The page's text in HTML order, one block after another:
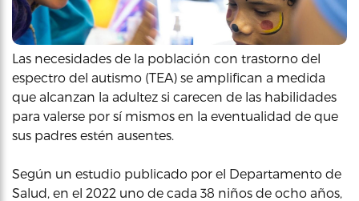
Las necesidades de la población con trastorno del
espectro del autismo (TEA) se amplifican a medida
que alcanzan la adultez si carecen de las habilidades
para valerse por sí mismos en la eventualidad de que
sus padres estén ausentes.
Según un estudio publicado por el Departamento de
Salud, en el 2022 uno de cada 38 niños de ocho años,